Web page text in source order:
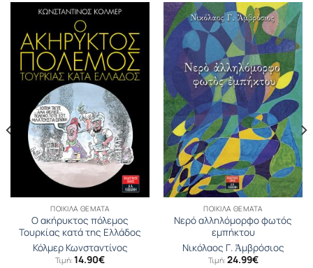
ΠΟΙΚΊΛΑ ΘΈΜΑΤΑ
Ο ακήρυκτος πόλεμος
Τουρκίας κατά της Ελλάδος
Κόλμερ Κωνσταντίνος
Τιμή: 14.90€
ΠΟΙΚΊΛΑ ΘΈΜΑΤΑ
Νερό αλληλόμορφο φωτός
εμπήκτου
Νικόλαος Γ. Ἀμβρόσιος
Τιμή: 24.99€